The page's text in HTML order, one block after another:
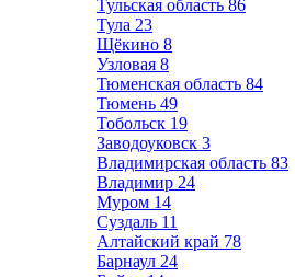
Тульская область 86
Тула 23
Щёкино 8
Узловая 8
Тюменская область 84
Тюмень 49
Тобольск 19
Заводоуковск 3
Владимирская область 83
Владимир 24
Муром 14
Суздаль 11
Алтайский край 78
Барнаул 24